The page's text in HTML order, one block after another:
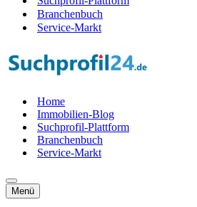
Branchenbuch
Service-Markt
Home
Immobilien-Blog
Suchprofil-Plattform
Branchenbuch
Service-Markt
Navigationsmenü
Menü
Navigationsmenü